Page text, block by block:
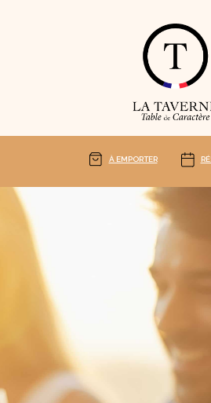
À EMPORTER